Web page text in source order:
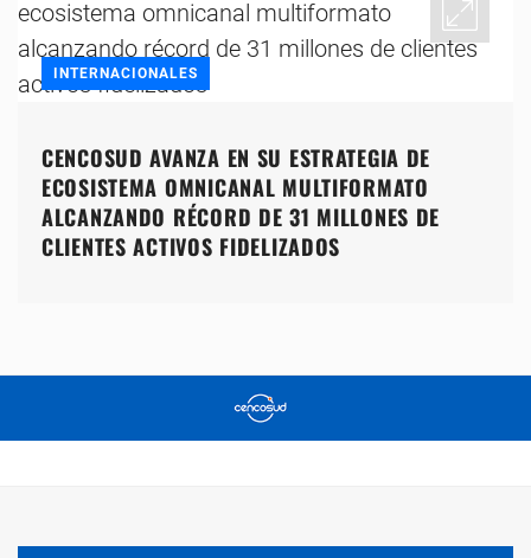
INTERNACIONALES
CENCOSUD AVANZA EN SU ESTRATEGIA DE
ECOSISTEMA OMNICANAL MULTIFORMATO
ALCANZANDO RÉCORD DE 31 MILLONES DE
CLIENTES ACTIVOS FIDELIZADOS